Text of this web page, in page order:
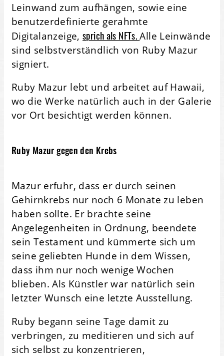
Leinwand zum aufhängen, sowie eine
benutzerdefinierte gerahmte
Digitalanzeige, sprich als NFTs.Alle Leinwände
sind selbstverständlich von Ruby Mazur
signiert.
Ruby Mazur lebt und arbeitet auf Hawaii,
wo die Werke natürlich auch in der Galerie
vor Ort besichtigt werden können.
Ruby Mazur gegen den Krebs
Mazur erfuhr, dass er durch seinen
Gehirnkrebs nur noch 6 Monate zu leben
haben sollte. Er brachte seine
Angelegenheiten in Ordnung, beendete
sein Testament und kümmerte sich um
seine geliebten Hunde in dem Wissen,
dass ihm nur noch wenige Wochen
blieben. Als Künstler war natürlich sein
letzter Wunsch eine letzte Ausstellung.
Ruby begann seine Tage damit zu
verbringen, zu meditieren und sich auf
sich selbst zu konzentrieren,